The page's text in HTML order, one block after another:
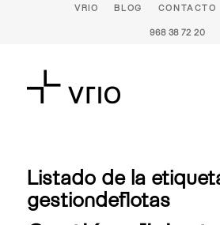
VRIO BLOG CONTACTO
968 38 72 20
Listado de la
gestiondeflotas